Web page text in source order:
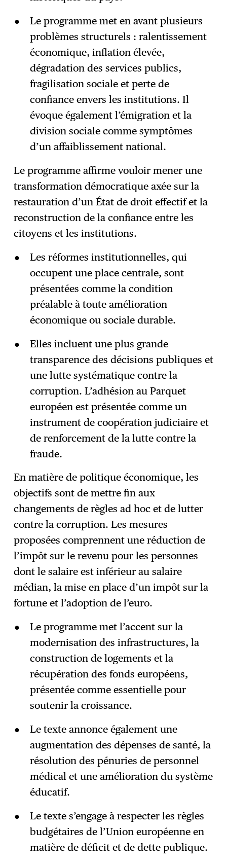
Le programme met en avant plusieurs
problèmes structurels : ralentissement
économique, inflation élevée,
dégradation des services publics,
fragilisation sociale et perte de
confiance envers les institutions. Il
évoque également l’émigration et la
division sociale comme symptômes
d’un affaiblissement national.
Le programme affirme vouloir mener une
transformation démocratique axée sur la
restauration d’un État de droit effectif et la
reconstruction de la confiance entre les
citoyens et les institutions.
Les réformes institutionnelles, qui
occupent une place centrale, sont
présentées comme la condition
préalable à toute amélioration
économique ou sociale durable.
Elles incluent une plus grande
transparence des décisions publiques et
une lutte systématique contre la
corruption. L’adhésion au Parquet
européen est présentée comme un
instrument de coopération judiciaire et
de renforcement de la lutte contre la
fraude.
En matière de politique économique, les
objectifs sont de mettre fin aux
changements de règles ad hoc et de lutter
contre la corruption. Les mesures
proposées comprennent une réduction de
l’impôt sur le revenu pour les personnes
dont le salaire est inférieur au salaire
médian, la mise en place d’un impôt sur la
fortune et l’adoption de l’euro.
Le programme met l’accent sur la
modernisation des infrastructures, la
construction de logements et la
récupération des fonds européens,
présentée comme essentielle pour
soutenir la croissance.
Le texte annonce également une
augmentation des dépenses de santé, la
résolution des pénuries de personnel
médical et une amélioration du système
éducatif.
Le texte s’engage à respecter les règles
budgétaires de l’Union européenne en
matière de déficit et de dette publique.